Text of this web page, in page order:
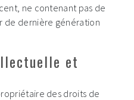
ne contenant pas de
de dernière génération
et
des droits de